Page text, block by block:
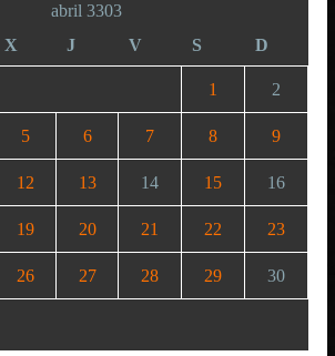
abril 3303
X J V S D
1 2
5 6 7 8 9
12 13 14 15 16
19 20 21 22 23
26 27 28 29 30